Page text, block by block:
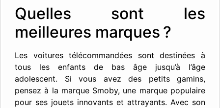
Quelles sont les
meilleures marques ?
Les voitures télécommandées sont destinées à
tous les enfants de bas âge jusqu’à l’âge
adolescent. Si vous avez des petits gamins,
pensez à la marque Smoby, une marque populaire
pour ses jouets innovants et attrayants. Avec son